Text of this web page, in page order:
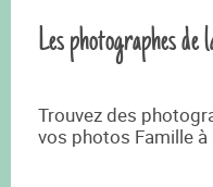
Les photographes
Trouvez des
vos photos Famille à